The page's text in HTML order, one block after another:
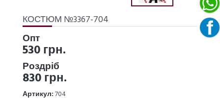
КОСТЮМ №3367-704
Опт
530 грн.
Роздріб
830 грн.
Артикул:704